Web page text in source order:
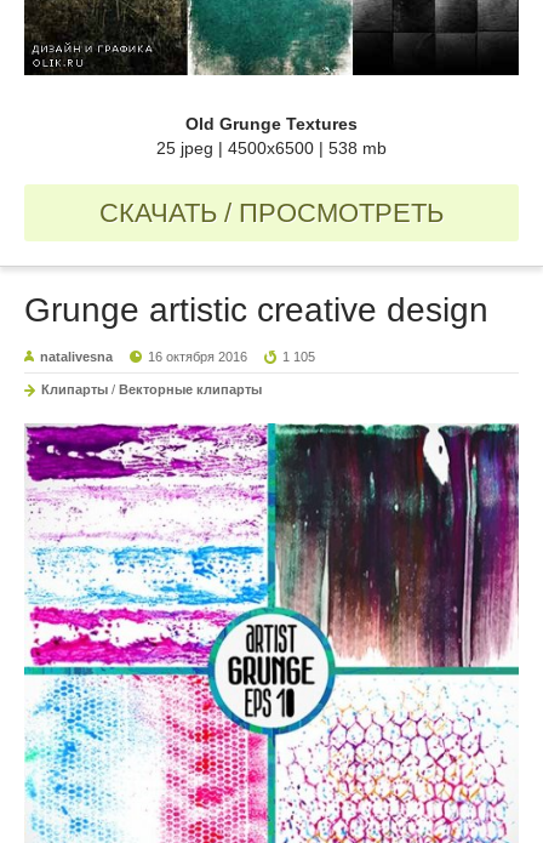
Old Grunge Textures
25 jpeg | 4500x6500 | 538 mb
СКАЧАТЬ / ПРОСМОТРЕТЬ
Grunge artistic creative design
natalivesna 16 октября 2016 1 105
Клипарты / Векторные клипарты